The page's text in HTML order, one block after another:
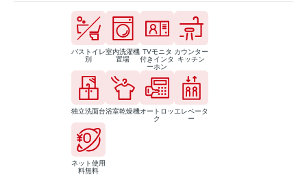
バストイレ
別
室内洗濯機
置場
TVモニタ
付きインタ
ーホン
カウンター
キッチン
独立洗面台浴室乾燥機オートロッ
ク
エレベータ
ー
ネット使用
料無料